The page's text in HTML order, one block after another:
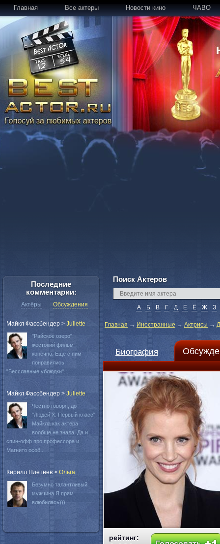
Главная Все актеры Новости кино ЧАВО
Поиск Актеров
А Б В Г Д Е Ё Ж З
Главная → Иностранные → Актрисы →
Биография
рейтинг:
Последние
комментарии:
Актёры Обсуждения
Майкл Фассбендер > Juliette
"Райское озеро"
жестокий фильм
конечно. Еще с ним
понравились
"Бесславные ублюдки"...
Майкл Фассбендер > Juliette
Честно говоря, до
"Людей Х: Первый класс"
Майкла как актера
вообще не знала. Да и
спин-офф про профессора и
Магнито особ...
Кирилл Плетнев > Oльга
Безумно талантливый
мужчина.Я прям
влюбилась)))